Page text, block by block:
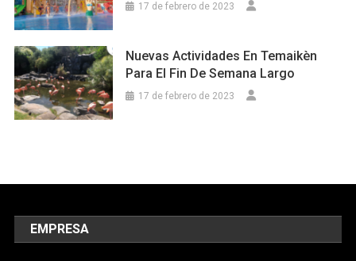
17 de febrero de 2023
Nuevas Actividades En Temaikèn
Para El Fin De Semana Largo
17 de febrero de 2023
EMPRESA